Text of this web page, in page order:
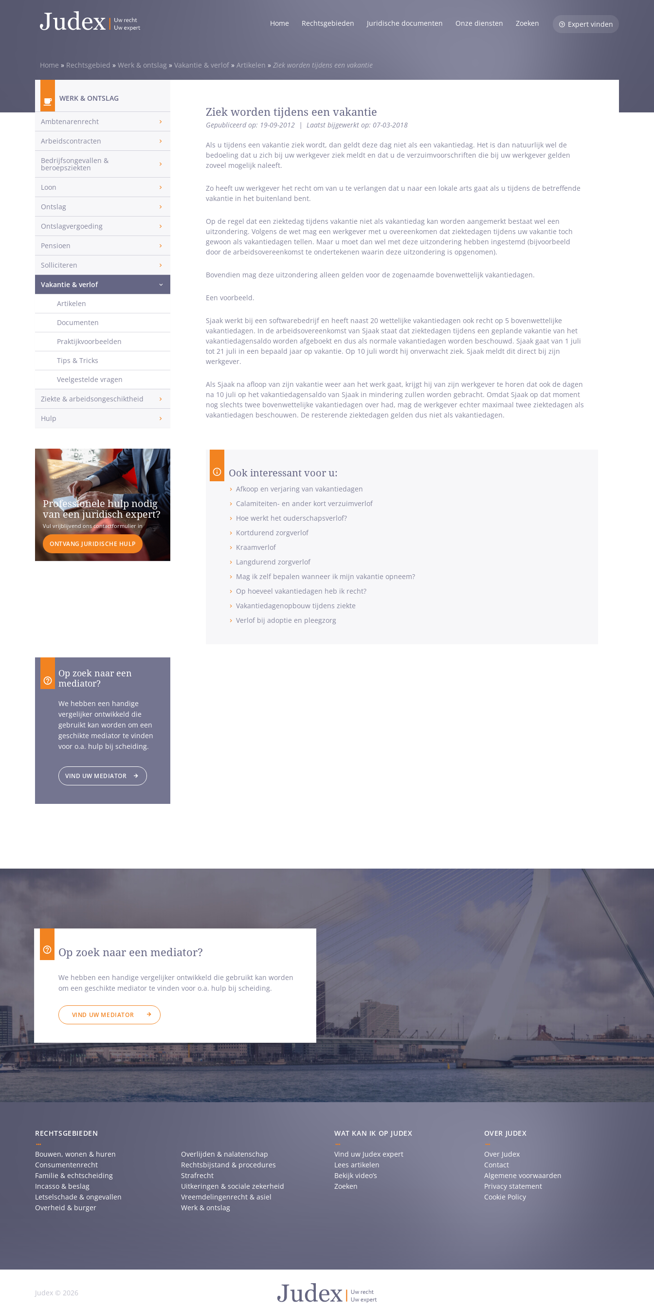
Home Rechtsgebieden Juridische documenten Onze diensten Zoeken Expert vinden
Home » Rechtsgebied » Werk & ontslag » Vakantie & verlof » Artikelen » Ziek worden tijdens een vakantie
Ziek worden tijdens een vakantie
Gepubliceerd op: 19-09-2012 | Laatst bijgewerkt op: 07-03-2018
Als u tijdens een vakantie ziek wordt, dan geldt deze dag niet als een vakantiedag. Het is dan natuurlijk wel de
bedoeling dat u zich bij uw werkgever ziek meldt en dat u de verzuimvoorschriften die bij uw werkgever gelden
zoveel mogelijk naleeft.
Zo heeft uw werkgever het recht om van u te verlangen dat u naar een lokale arts gaat als u tijdens de betreffende
vakantie in het buitenland bent.
Op de regel dat een ziektedag tijdens vakantie niet als vakantiedag kan worden aangemerkt bestaat wel een
uitzondering. Volgens de wet mag een werkgever met u overeenkomen dat ziektedagen tijdens uw vakantie toch
gewoon als vakantiedagen tellen. Maar u moet dan wel met deze uitzondering hebben ingestemd (bijvoorbeeld
door de arbeidsovereenkomst te ondertekenen waarin deze uitzondering is opgenomen).
Bovendien mag deze uitzondering alleen gelden voor de zogenaamde bovenwettelijk vakantiedagen.
Een voorbeeld.
Sjaak werkt bij een softwarebedrijf en heeft naast 20 wettelijke vakantiedagen ook recht op 5 bovenwettelijke
vakantiedagen. In de arbeidsovereenkomst van Sjaak staat dat ziektedagen tijdens een geplande vakantie van het
vakantiedagensaldo worden afgeboekt en dus als normale vakantiedagen worden beschouwd. Sjaak gaat van 1 juli
tot 21 juli in een bepaald jaar op vakantie. Op 10 juli wordt hij onverwacht ziek. Sjaak meldt dit direct bij zijn
werkgever.
Als Sjaak na afloop van zijn vakantie weer aan het werk gaat, krijgt hij van zijn werkgever te horen dat ook de dagen
na 10 juli op het vakantiedagensaldo van Sjaak in mindering zullen worden gebracht. Omdat Sjaak op dat moment
nog slechts twee bovenwettelijke vakantiedagen over had, mag de werkgever echter maximaal twee ziektedagen als
vakantiedagen beschouwen. De resterende ziektedagen gelden dus niet als vakantiedagen.
Ook interessant voor u:
Afkoop en verjaring van vakantiedagen
Calamiteiten- en ander kort verzuimverlof
Hoe werkt het ouderschapsverlof?
Kortdurend zorgverlof
Kraamverlof
Langdurend zorgverlof
Mag ik zelf bepalen wanneer ik mijn vakantie opneem?
Op hoeveel vakantiedagen heb ik recht?
Vakantiedagenopbouw tijdens ziekte
Verlof bij adoptie en pleegzorg
WERK & ONTSLAG
Ambtenarenrecht
Arbeidscontracten
Bedrijfsongevallen &
beroepsziekten
Loon
Ontslag
Ontslagvergoeding
Pensioen
Solliciteren
Vakantie & verlof
Artikelen
Documenten
Praktijkvoorbeelden
Tips & Tricks
Veelgestelde vragen
Ziekte & arbeidsongeschiktheid
Hulp
Professionele hulp nodig
van een juridisch expert?
Vul vrijblijvend ons contactformulier in
ONTVANG JURIDISCHE HULP
Op zoek naar een
mediator?
We hebben een handige
vergelijker ontwikkeld die
gebruikt kan worden om een
geschikte mediator te vinden
voor o.a. hulp bij scheiding.
VIND UW MEDIATOR
Op zoek naar een mediator?
We hebben een handige vergelijker ontwikkeld die gebruikt kan worden
om een geschikte mediator te vinden voor o.a. hulp bij scheiding.
VIND UW MEDIATOR
RECHTSGEBIEDEN
Bouwen, wonen & huren
Consumentenrecht
Familie & echtscheiding
Incasso & beslag
Letselschade & ongevallen
Overheid & burger
Overlijden & nalatenschap
Rechtsbijstand & procedures
Strafrecht
Uitkeringen & sociale zekerheid
Vreemdelingenrecht & asiel
Werk & ontslag
WAT KAN IK OP JUDEX
Vind uw Judex expert
Lees artikelen
Bekijk video’s
Zoeken
OVER JUDEX
Over Judex
Contact
Algemene voorwaarden
Privacy statement
Cookie Policy
Judex © 2026